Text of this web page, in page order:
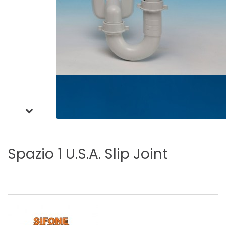
Spazio 1 U.S.A. Slip Joint